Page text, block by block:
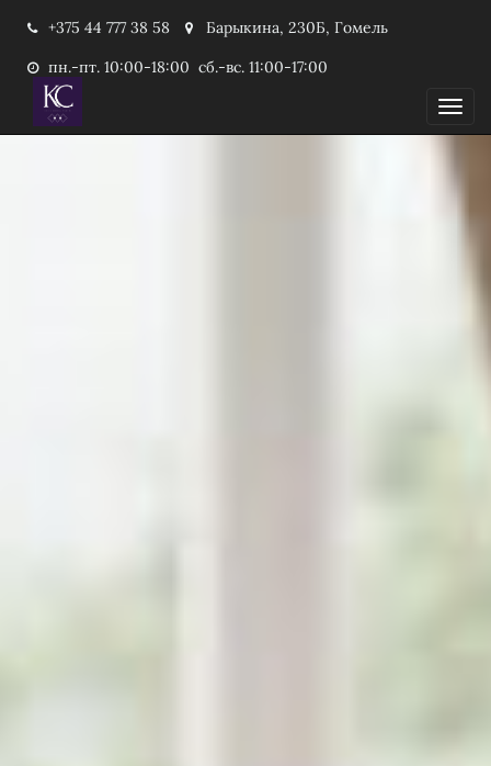
+375 44 777 38 58
Барыкина, 230Б, Гомель
пн.-пт. 10:00-18:00 сб.-вс. 11:00-17:00